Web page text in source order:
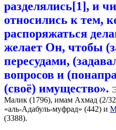
разделялись[1], и
относились к тем,
распоряжаться
желает Он, чтобы
пересудами,
вопросов и
(своё) имущество».
Малик (1796), имам Ахмад (2/
«аль-Адабуль-муфрад» (442) и
(3388).